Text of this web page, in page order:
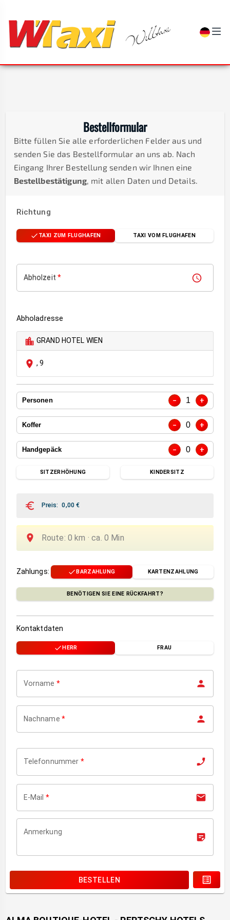
Bestellformular
Bitte füllen Sie alle erforderlichen Felder aus und
senden Sie das Bestellformular an uns ab. Nach
Eingang Ihrer Bestellung senden wir Ihnen eine
Bestellbestätigung, mit allen Daten und Details.
Richtung
TAXI ZUM FLUGHAFEN TAXI VOM FLUGHAFEN
Abholzeit *
Abholadresse
GRAND HOTEL WIEN
,9
Personen − 1 +
Koffer − 0 +
Handgepäck − 0 +
SITZERHÖHUNG KINDERSITZ
Preis: 0,00€
Route: 0 km ·ca. 0 Min
Zahlungs: BARZAHLUNG KARTENZAHLUNG
BENÖTIGEN SIE EINE RÜCKFAHRT?
Kontaktdaten
HERR FRAU
Vorname *
Nachname *
Telefonnummer *
E-Mail *
Anmerkung
BESTELLEN